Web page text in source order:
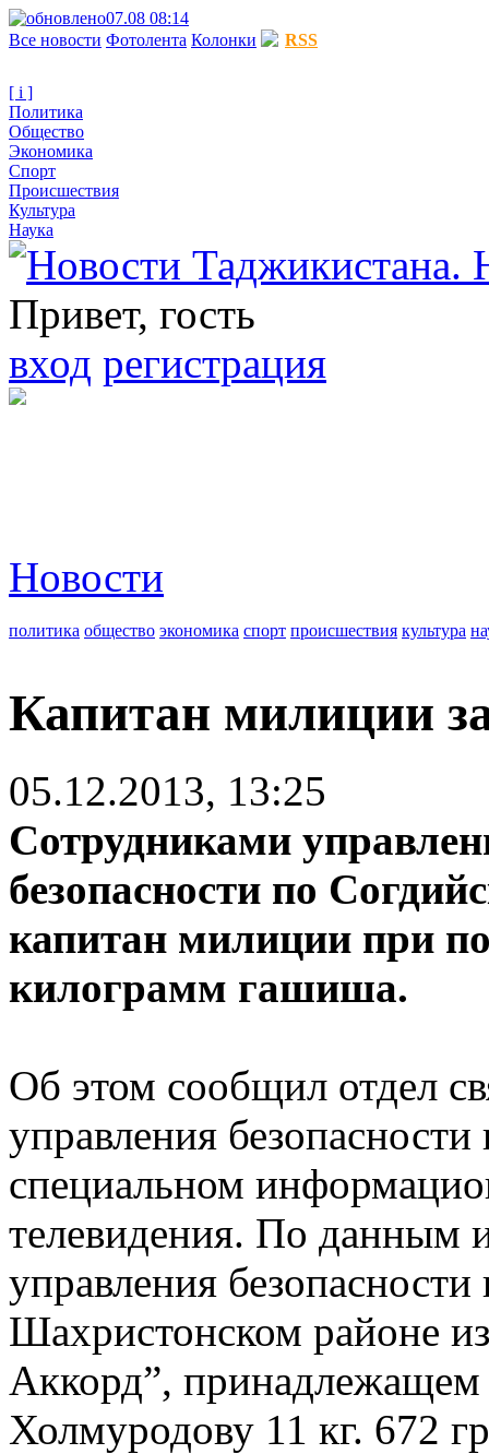
07.08 08:14
Все новости Фотолента Колонки RSS
[ i ]
Политика
Общество
Экономика
Спорт
Происшествия
Культура
Наука
Привет, гость
вход регистрация
Новости
политика общество экономика спорт происшествия культура
Капитан милиции
05.12.2013, 13:25
Сотрудниками
безопасности по
капитан милиции при
килограмм гашиша.
Об этом сообщил отдел
управления
специальном
телевидения. По данным
управления
Шахристонском районе
Аккорд”,
Холмуродову 11 кг. 672